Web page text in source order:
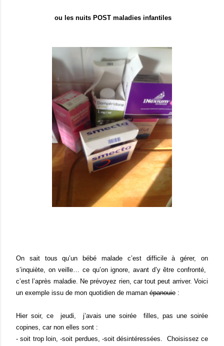
ou les nuits POST maladies infantiles
On sait tous qu’un bébé malade c’est difficile à gérer, on
s’inquiète, on veille… ce qu’on ignore, avant d’y être confronté,
c’est l’après maladie. Ne prévoyez rien, car tout peut arriver. Voici
un exemple issu de mon quotidien de maman épanouie :
Hier soir, ce jeudi, j’avais une soirée
filles, pas une soirée
copines, car non elles sont :
- soit trop loin, -soit perdues, -soit désintéressées.
Choisissez ce